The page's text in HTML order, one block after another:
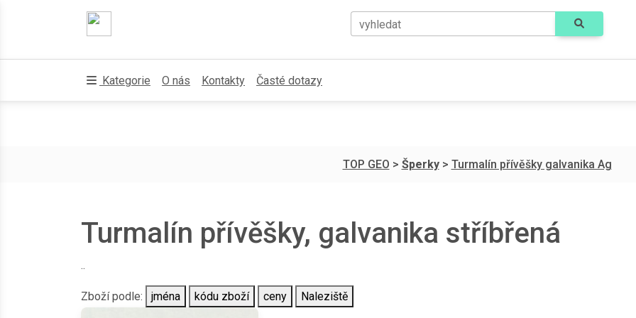
vyhledat
Kategorie O nás Kontakty Časté dotazy
TOP GEO > Šperky> Turmalín přívěšky galvanika Ag
Turmalín přívěšky, galvanika stříbřená
..
Zboží podle: jména kódu zboží ceny Naleziště